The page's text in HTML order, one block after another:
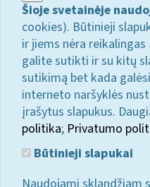
Šioje svetainėje
cookies). Būtinieji
ir jiems nėra
galite sutikti ir su kitų
sutikimą bet kada
interneto naršyklės
įrašytus slapukus.
politika; Privatumo
Būtinieji slapukai